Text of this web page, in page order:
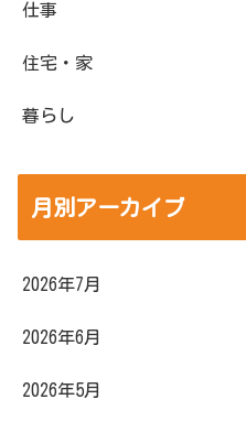
仕事
住宅・家
暮らし
月別アーカイブ
2026年7月
2026年6月
2026年5月